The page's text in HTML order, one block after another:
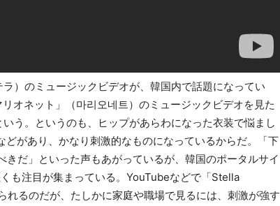
）のミュージックビデオが、韓国内で話題になってい
オネット」（마리오네트）のミュージックビデオを見た
う。というのも、ヒップがあらわになった衣装で悩まし
どがあり、かなり刺激的なものになっているからだ。「下
だ」といった声もあがっているが、韓国のポータルサイ
も注目が集まっている。YouTubeなどで「Stella
るのだが、たしかに家庭や職場で見るには、刺激が強す